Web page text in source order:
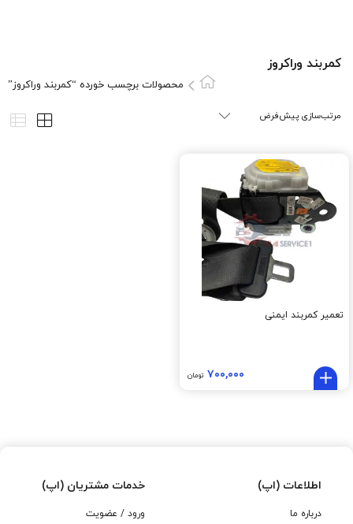
کمربند وراکروز
محصولات برچسب خورده “کمربند وراکروز”
تعمیر کمربند ایمنی
۷۰۰,۰۰۰ تومان
اطلاعات (اپ)
درباره ما
خدمات مشتریان (اپ)
ورود / عضویت